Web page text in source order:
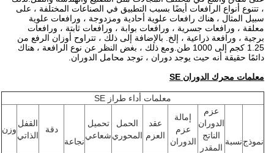
، تتنوع أنواع الرافعات أيضًا بسبب التطبيق في الصناعات المختلفة ، على
سبيل المثال ، هناك رافعات علوية أحادية ومزدوجة ، ورافعات علوية
معلقة ، ورافعات جسرية ، ورافعات بوابة ، ورافعات ثابتة ، ورافعات
برجية ، ورافعة ذراعية ، إلخ. بالإضافة إلى ذلك ، تتراوح أوزان الرفع من
1.25 كجم إلى 1000 طن.ومع ذلك ، بغض النظر عن نوع الرافعة ، هناك
دائمًا حقيقة أنه حيث يوجد دوران ، توجد محامل الدوران.
معلمات محرك الدوران SE
معلمات أداء طراز SE
نموذجنسبة
عزم
الدوران
الناتج
المقدر
إمالة
عزم
الدوران
عقد
العزم
الحمل
المحوري
تحميل
شعاعي
نجاعة
دقة
القفل
الذاتي
وزن